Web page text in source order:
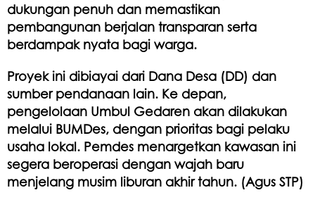
dukungan penuh dan memastikan
pembangunan berjalan transparan serta
berdampak nyata bagi warga.
Proyek ini dibiayai dari Dana Desa (DD) dan
sumber pendanaan lain. Ke depan,
pengelolaan Umbul Gedaren akan dilakukan
melalui BUMDes, dengan prioritas bagi pelaku
usaha lokal. Pemdes menargetkan kawasan ini
segera beroperasi dengan wajah baru
menjelang musim liburan akhir tahun. (Agus STP)